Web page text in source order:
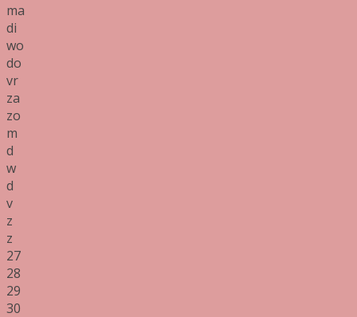
ma
di
wo
do
vr
za
zo
m
d
w
d
v
z
z
27
28
29
30